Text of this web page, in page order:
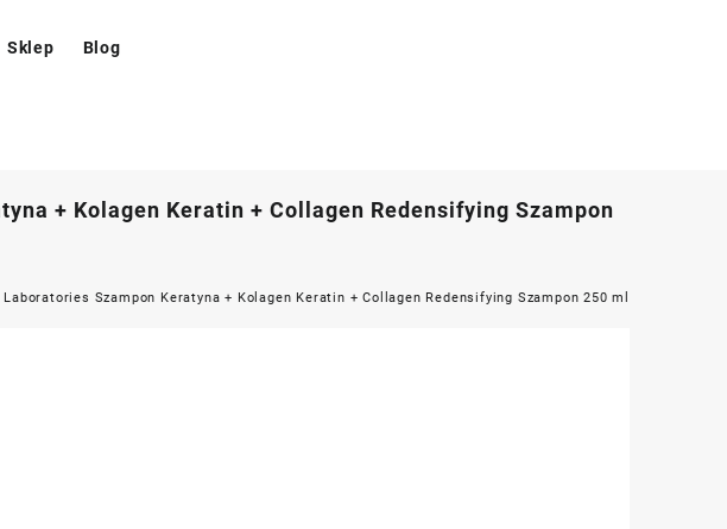
Sklep Blog
+ Kolagen Keratin + Collagen Redensifying Szampon
Laboratories Szampon Keratyna + Kolagen Keratin + Collagen Redensifying Szampon 250 ml